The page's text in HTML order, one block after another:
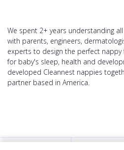
We spent 2+ years understanding
with parents, engineers,
experts to design the perfect
for baby's sleep, health and
developed Cleannest nappies
partner based in America.